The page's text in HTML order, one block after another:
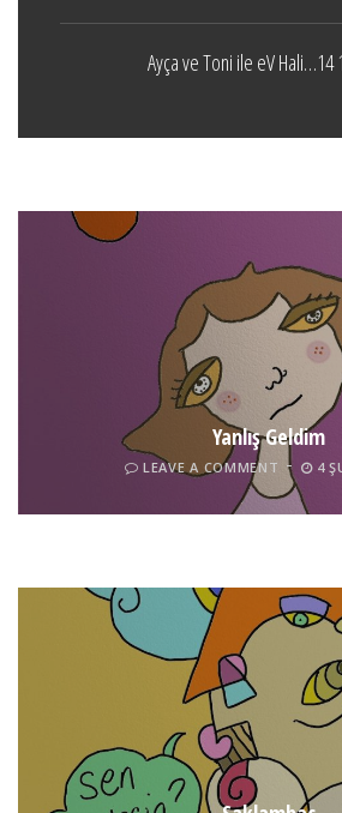
Ayça ve Toni ile eV Hali…14
Yanlış Geldim
LEAVE A COMMENT 4
Tel İnsan
LEAVE A COMMENT 4